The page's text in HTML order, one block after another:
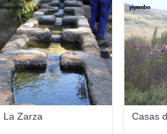
La Zarza
migueljv
Casas
yiyembo